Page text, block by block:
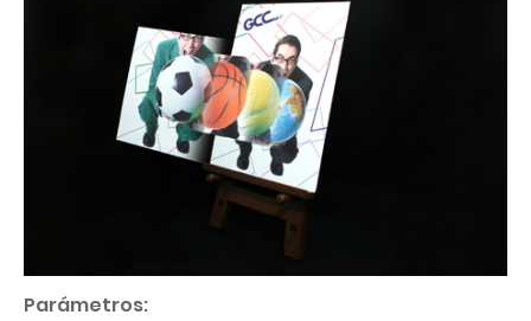
Parámetros: